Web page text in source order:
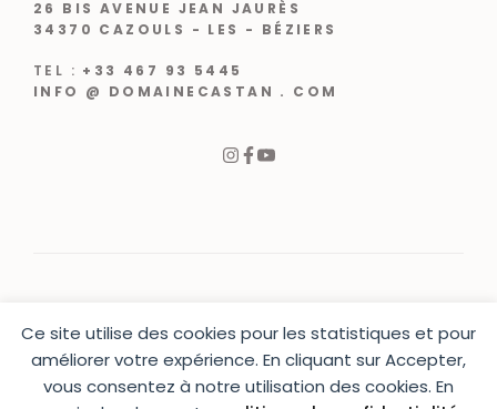
Ce site utilise des cookies pour les statistiques et pour
améliorer votre expérience. En cliquant sur Accepter,
vous consentez à notre utilisation des cookies. En
26 BIS AVENUE JEAN JAURÈS
34370 CAZOULS - LES - BÉZIERS
TEL : +33 467 93 5445
INFO @ DOMAINECASTAN . COM
CRÉATION WEB VARCHETTA
PRESSE|CONTACT|MENTIONS LÉGALES|